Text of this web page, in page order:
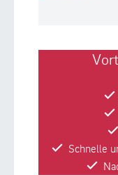
Schnelle